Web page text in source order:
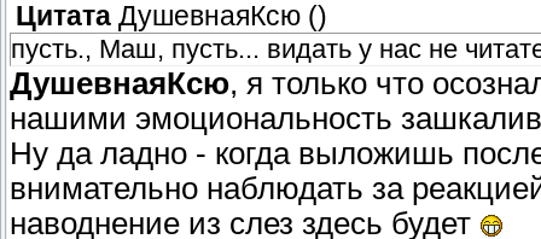
Цитата ДушевнаяКсю ()
пусть., Маш, пусть... видать у нас не
ДушевнаяКсю, я только что
нашими эмоциональность
Ну да ладно - когда выложишь
внимательно наблюдать за
наводнение из слез здесь будет